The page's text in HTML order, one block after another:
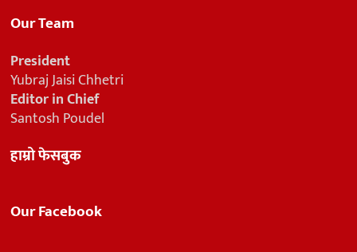
Our Team
President
Yubraj Jaisi Chhetri
Editor in Chief
Santosh Poudel
हाम्रो फेसबुक
Our Facebook